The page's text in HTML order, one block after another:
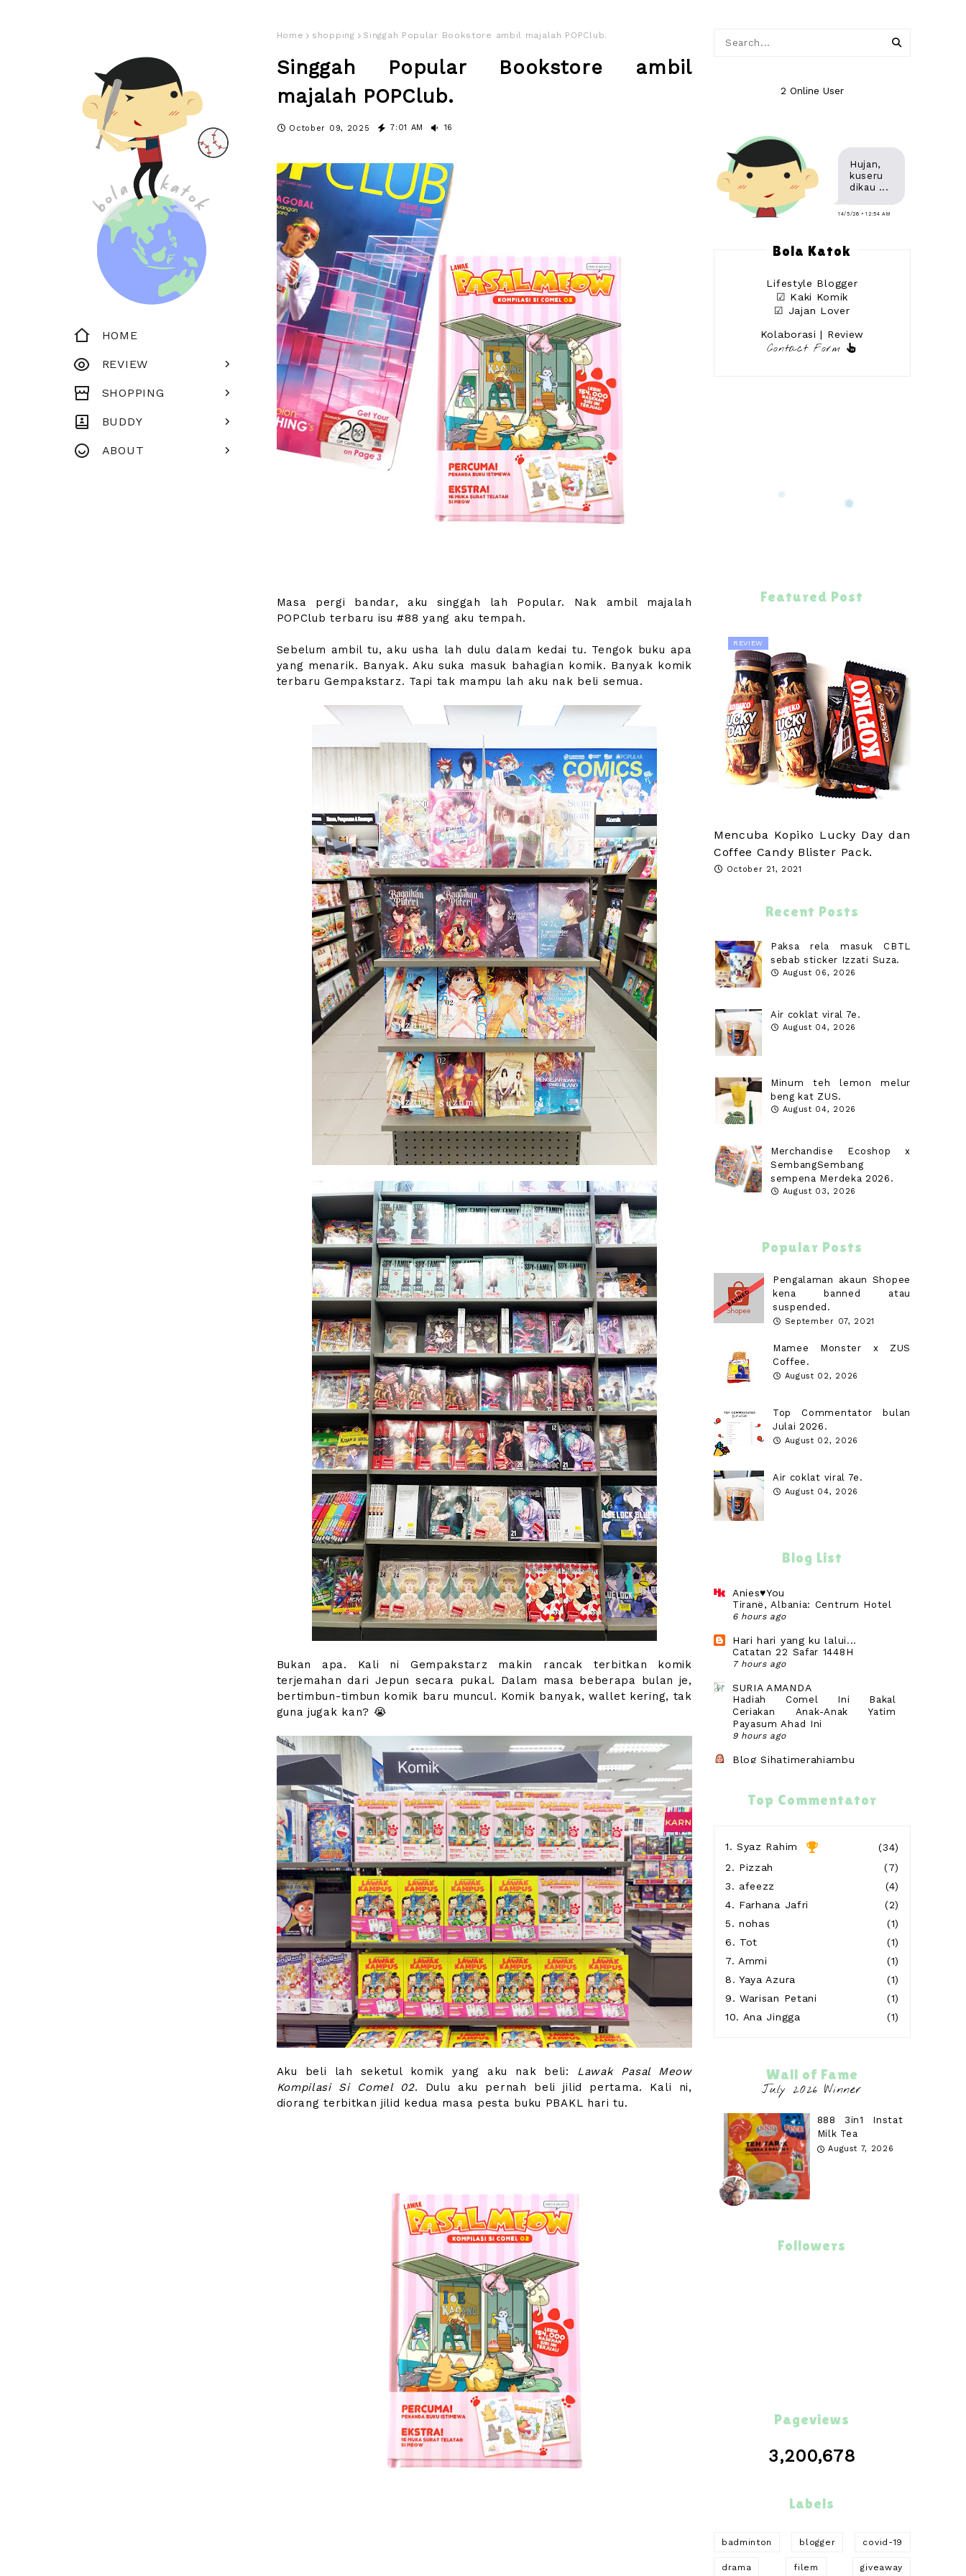
HOME
REVIEW
SHOPPING
BUDDY
ABOUT
Home shopping Singgah Popular Bookstore ambil majalah POPClub.
Singgah Popular Bookstore ambil
majalah POPClub.
October 09, 2025 7:01 AM 16
Masa pergi bandar, aku singgah lah Popular. Nak ambil majalah
POPClub terbaru isu #88 yang aku tempah.
Sebelum ambil tu, aku usha lah dulu dalam kedai tu. Tengok buku apa
yang menarik. Banyak. Aku suka masuk bahagian komik. Banyak komik
terbaru Gempakstarz. Tapi tak mampu lah aku nak beli semua.
Bukan apa. Kali ni Gempakstarz makin rancak terbitkan komik
terjemahan dari Jepun secara pukal. Dalam masa beberapa bulan je,
bertimbun-timbun komik baru muncul. Komik banyak, wallet kering, tak
guna jugak kan? 😭
Aku beli lah seketul komik yang aku nak beli: Lawak Pasal Meow
Kompilasi Si Comel 02. Dulu aku pernah beli jilid pertama. Kali ni,
diorang terbitkan jilid kedua masa pesta buku PBAKL hari tu.
2 Online User
Hujan,
kuseru
dikau ...
14/5/26 • 12:54 AM
Bola Katok
Lifestyle Blogger
☑ Kaki Komik
☑ Jajan Lover
Kolaborasi | Review
Contact Form
Featured Post
REVIEW
Mencuba Kopiko Lucky Day dan
Coffee Candy Blister Pack.
October 21, 2021
Recent Posts
Paksa rela masuk CBTL
sebab sticker Izzati Suza.
August 06, 2026
Air coklat viral 7e.
August 04, 2026
Minum teh lemon melur
beng kat ZUS.
August 04, 2026
Merchandise Ecoshop x
SembangSembang
sempena Merdeka 2026.
August 03, 2026
Popular Posts
Pengalaman akaun Shopee
kena banned atau
suspended.
September 07, 2021
Mamee Monster x ZUS
Coffee.
August 02, 2026
Top Commentator bulan
Julai 2026.
August 02, 2026
Air coklat viral 7e.
August 04, 2026
Blog List
Anies♥You
Tiranë, Albania: Centrum Hotel
6 hours ago
Hari hari yang ku lalui...
Catatan 22 Safar 1448H
7 hours ago
SURIA AMANDA
Hadiah Comel Ini Bakal
Ceriakan Anak-Anak Yatim
Payasum Ahad Ini
9 hours ago
Blog Sihatimerahjambu
9 hours ago
20 hours ago
Top Commentator
1. Syaz Rahim
(34)
2. Pizzah
(7)
3. afeezz
(4)
4. Farhana Jafri
(2)
5. nohas
(1)
6. Tot
(1)
7. Ammi
(1)
8. Yaya Azura
(1)
9. Warisan Petani
(1)
10. Ana Jingga (1)
Wall of Fame
888 3in1 Instat
Milk Tea
August 7, 2026
Followers
Pageviews
3,200,678
Labels
badminton blogger covid-19
drama filem giveaway